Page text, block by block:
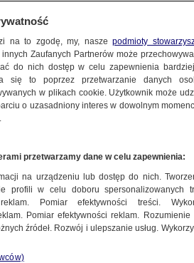
rok, żeby odnaleźć
na potęgę nauki
pomysłowość". Biden
NASA
na to zgodę, my, naszepodmioty
innych Zaufanych Partnerów może
do nich dostęp w celu zapewnienia
się to poprzez przetwarzanie danych
w plikach cookie. Użytkownik może
o uzasadniony interes w dowolnym
przetwarzamy dane w celu zapewnienia:
na urządzeniu lub dostęp do nich.
profili w celu doboru spersonalizowanych
reklam. Pomiar efektywności treści.
Pomiar efektywności reklam.
źródeł. Rozwój i ulepszanie usług.